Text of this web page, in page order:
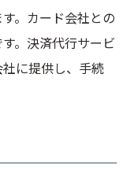
。カード会社との
。決済代行サービ
に提供し、手続